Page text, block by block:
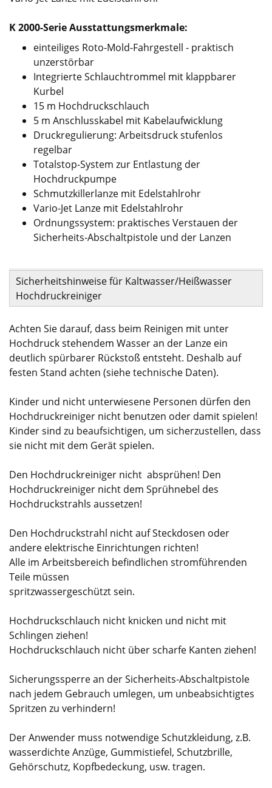
K 2000-Serie Ausstattungsmerkmale:
einteiliges Roto-Mold-Fahrgestell - praktisch
unzerstörbar
Integrierte Schlauchtrommel mit klappbarer
Kurbel
15 m Hochdruckschlauch
5 m Anschlusskabel mit Kabelaufwicklung
Druckregulierung: Arbeitsdruck stufenlos
regelbar
Totalstop-System zur Entlastung der
Hochdruckpumpe
Schmutzkillerlanze mit Edelstahlrohr
Vario-Jet Lanze mit Edelstahlrohr
Ordnungssystem: praktisches Verstauen der
Sicherheits-Abschaltpistole und der Lanzen
Sicherheitshinweise für Kaltwasser/Heißwasser
Hochdruckreiniger
Achten Sie darauf, dass beim Reinigen mit unter
Hochdruck stehendem Wasser an der Lanze ein
deutlich spürbarer Rückstoß entsteht. Deshalb auf
festen Stand achten (siehe technische Daten).
Kinder und nicht unterwiesene Personen dürfen den
Hochdruckreiniger nicht benutzen oder damit spielen!
Kinder sind zu beaufsichtigen, um sicherzustellen, dass
sie nicht mit dem Gerät spielen.
Den Hochdruckreiniger nicht absprühen! Den
Hochdruckreiniger nicht dem Sprühnebel des
Hochdruckstrahls aussetzen!
Den Hochdruckstrahl nicht auf Steckdosen oder
andere elektrische Einrichtungen richten!
Alle im Arbeitsbereich befindlichen stromführenden
Teile müssen
spritzwassergeschützt sein.
Hochdruckschlauch nicht knicken und nicht mit
Schlingen ziehen!
Hochdruckschlauch nicht über scharfe Kanten ziehen!
Sicherungssperre an der Sicherheits-Abschaltpistole
nach jedem Gebrauch umlegen, um unbeabsichtigtes
Spritzen zu verhindern!
Der Anwender muss notwendige Schutzkleidung, z.B.
wasserdichte Anzüge, Gummistiefel, Schutzbrille,
Gehörschutz, Kopfbedeckung, usw. tragen.